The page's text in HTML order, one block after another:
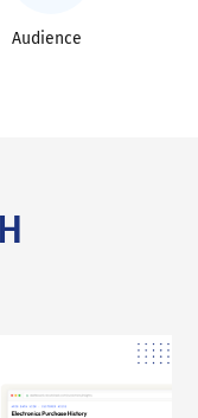
Audience